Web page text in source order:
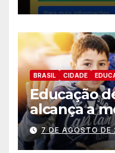
BRASIL CIDADE
Educação
alcança a
história no
7 DE AGOSTO